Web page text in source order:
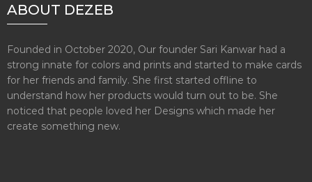
ABOUT DEZEB
Founded in October 2020, Our founder Sari Kanwar had a
strong innate for colors and prints and started to make cards
for her friends and family. She first started offline to
understand how her products would turn out to be. She
noticed that people loved her Designs which made her
create something new.